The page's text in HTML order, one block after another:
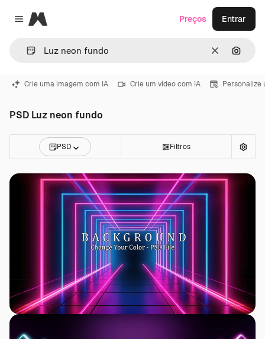
Close menu
Magnific
Limpar
Preços Entrar
Crie uma imagem com IA Crie um vídeo com IA Personalize
PSD Luz neon fundo
PSD Filtros